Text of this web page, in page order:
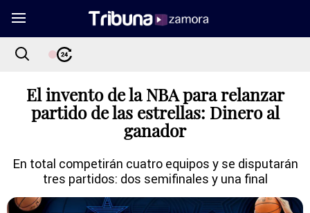
El invento de la NBA para relanzar
partido de las estrellas: Dinero al
ganador
En total competirán cuatro equipos y se disputarán
tres partidos: dos semifinales y una final